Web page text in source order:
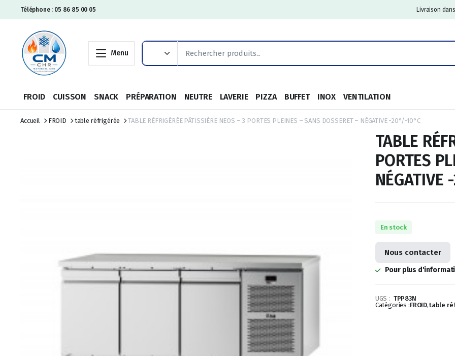
Téléphone : 05 86 85 00 05 Livraison
Menu
FROID CUISSON SNACK PRÉPARATION NEUTRE LAVERIE PIZZA BUFFET INOX VENTILATION
Accueil FROID table réfrigérée TABLE RÉFRIGÉRÉE PÂTISSIÈRE NEOS – 3 PORTES PLEINES – SANS DOSSERET – NÉGATIVE -20°/-10°C
TABLE
PORTES
NÉGATIVE
En stock
Nous contacter
Pour plus
UGS : TPP83N
Catégories :FROID,table